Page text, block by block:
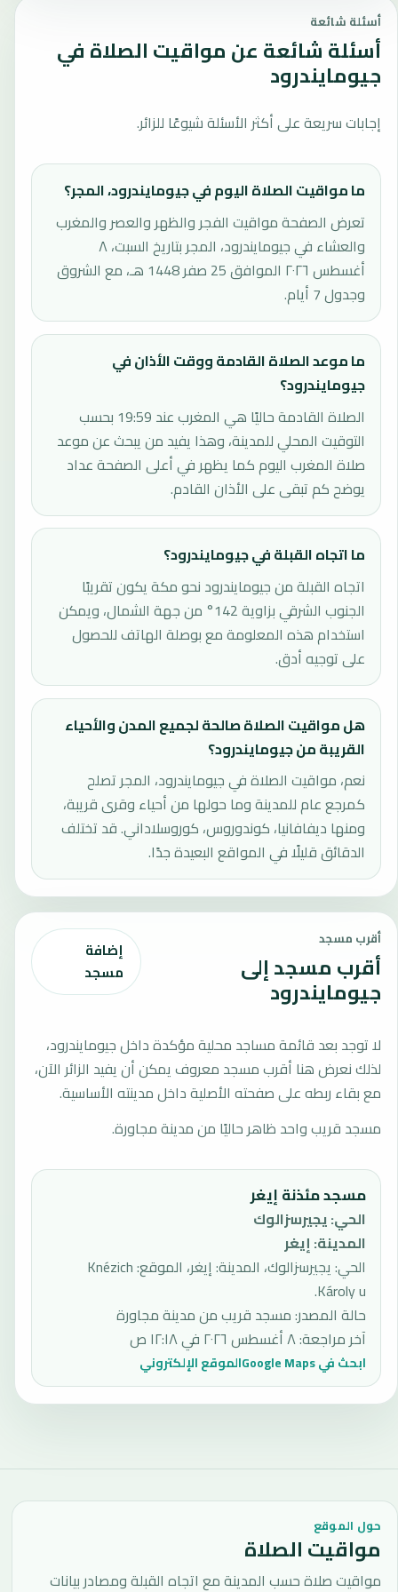
أسئلة شائعة
أسئلة شائعة عن مواقيت الصلاة في
جيومايندرود
إجابات سريعة على أكثر الأسئلة شيوعًا للزائر.
ما مواقيت الصلاة اليوم في جيومايندرود، المجر؟
تعرض الصفحة مواقيت الفجر والظهر والعصر والمغرب
والعشاء في جيومايندرود، المجر بتاريخ السبت، ٨
أغسطس ٢٠٢٦ الموافق 25 صفر 1448 هـ، مع الشروق
وجدول 7 أيام.
ما موعد الصلاة القادمة ووقت الأذان في
جيومايندرود؟
الصلاة القادمة حاليًا هي المغرب عند 19:59 بحسب
التوقيت المحلي للمدينة، وهذا يفيد من يبحث عن موعد
صلاة المغرب اليوم كما يظهر في أعلى الصفحة عداد
يوضح كم تبقى على الأذان القادم.
ما اتجاه القبلة في جيومايندرود؟
اتجاه القبلة من جيومايندرود نحو مكة يكون تقريبًا
الجنوب الشرقي بزاوية 142° من جهة الشمال، ويمكن
استخدام هذه المعلومة مع بوصلة الهاتف للحصول
على توجيه أدق.
هل مواقيت الصلاة صالحة لجميع المدن والأحياء
القريبة من جيومايندرود؟
نعم، مواقيت الصلاة في جيومايندرود، المجر تصلح
كمرجع عام للمدينة وما حولها من أحياء وقرى قريبة،
ومنها ديفافانيا، كوندوروس، كوروسلاداني. قد تختلف
الدقائق قليلًا في المواقع البعيدة جدًا.
أقرب مسجد
أقرب مسجد إلى
جيومايندرود
إضافة
مسجد
لا توجد بعد قائمة مساجد محلية مؤكدة داخل جيومايندرود،
لذلك نعرض هنا أقرب مسجد معروف يمكن أن يفيد الزائر الآن،
مع بقاء ربطه على صفحته الأصلية داخل مدينته الأساسية.
مسجد قريب واحد ظاهر حاليًا من مدينة مجاورة.
مسجد مئذنة إيغر
الحي:يجيرسزالوك
المدينة:إيغر
الحي: يجيرسزالوك، المدينة: إيغر، الموقع: Knézich
Károly u.
حالة المصدر:مسجد قريب من مدينة مجاورة
آخر مراجعة:٨ أغسطس ٢٠٢٦ في ١٢:١٨ ص
ابحث في Google Maps الموقع الإلكتروني
حول الموقع
مواقيت الصلاة
مواقيت صلاة حسب المدينة مع اتجاه القبلة ومصادر بيانات